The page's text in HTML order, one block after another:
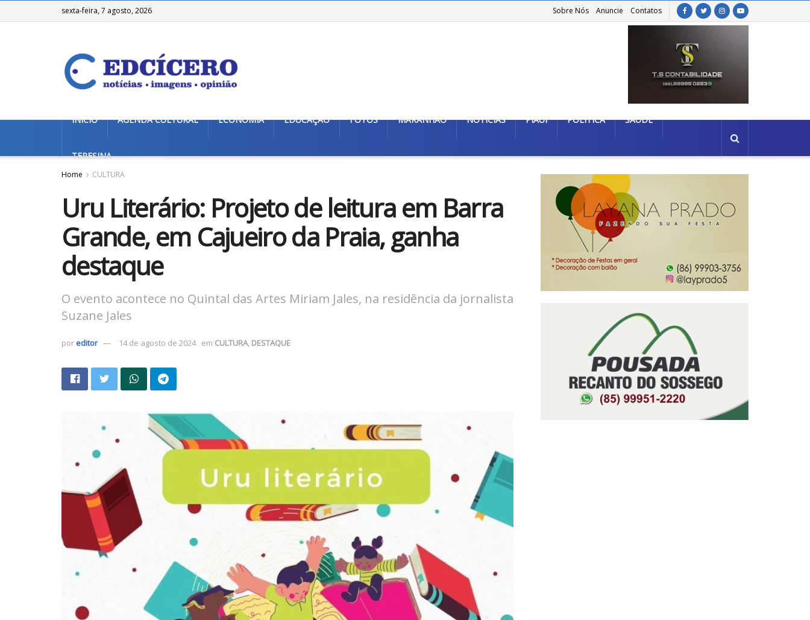
sexta-feira, 7 agosto, 2026 Sobre Nós Anuncie Contatos
INÍCIO AGENDA CULTURAL ECONOMIA EDUCAÇÃO FOTOS MARANHÃO NOTÍCIAS PIAUÍ POLÍTICA SAÚDE
TERESINA
Home CULTURA
Uru Literário: Projeto de leitura em Barra
Grande, em Cajueiro da Praia, ganha
destaque
O evento acontece no Quintal das Artes Miriam Jales, na residência da jornalista
Suzane Jales
por editor 14 de agosto de 2024 em CULTURA, DESTAQUE